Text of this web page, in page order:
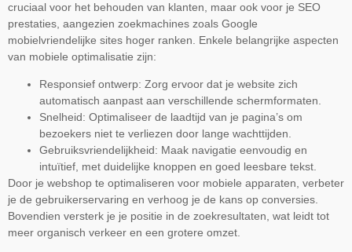
cruciaal voor het behouden van klanten, maar ook voor je SEO
prestaties, aangezien zoekmachines zoals Google
mobielvriendelijke sites hoger ranken. Enkele belangrijke aspecten
van mobiele optimalisatie zijn:
Responsief ontwerp: Zorg ervoor dat je website zich
automatisch aanpast aan verschillende schermformaten.
Snelheid: Optimaliseer de laadtijd van je pagina’s om
bezoekers niet te verliezen door lange wachttijden.
Gebruiksvriendelijkheid: Maak navigatie eenvoudig en
intuïtief, met duidelijke knoppen en goed leesbare tekst.
Door je webshop te optimaliseren voor mobiele apparaten, verbeter
je de gebruikerservaring en verhoog je de kans op conversies.
Bovendien versterk je je positie in de zoekresultaten, wat leidt tot
meer organisch verkeer en een grotere omzet.